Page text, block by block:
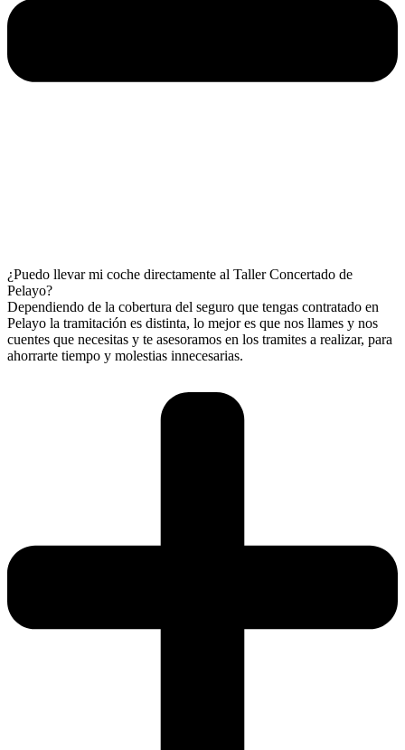
¿Puedo llevar mi coche directamente al Taller Concertado de
Pelayo?
Dependiendo de la cobertura del seguro que tengas contratado en
Pelayo la tramitación es distinta, lo mejor es que nos llames y nos
cuentes que necesitas y te asesoramos en los tramites a realizar, para
ahorrarte tiempo y molestias innecesarias.